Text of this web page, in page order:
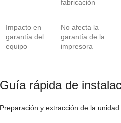
fabricación
Impacto en
garantía del
equipo
No afecta la
garantía de la
impresora
Guía rápida de
Preparación y extracción de la unidad